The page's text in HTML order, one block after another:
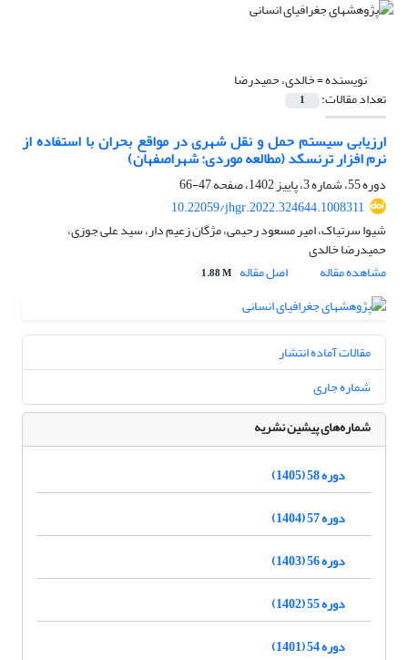
نویسنده =خالدی، حمیدرضا
تعداد مقالات: 1
ارزیابی سیستم حمل و نقل شهری در مواقع بحران با استفاده از
نرم افزار ترنسکد (مطالعه موردی: شهراصفهان)
دوره 55، شماره 3، پاییز 1402، صفحه
47-66
10.22059/jhgr.2022.324644.1008311
شیوا سرتیاک، امیر مسعود رحیمی، مژگان زعیم دار، سید علی جوزی،
حمیدرضا خالدی
مشاهده مقاله
اصل مقاله 1.88 M
مقالات آماده انتشار
شماره جاری
شماره‌های پیشین نشریه
دوره 58 (1405)
دوره 57 (1404)
دوره 56 (1403)
دوره 55 (1402)
دوره 54 (1401)